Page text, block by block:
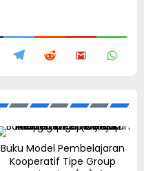
Buku Model Pembelajaran
Kooperatif Tipe Group